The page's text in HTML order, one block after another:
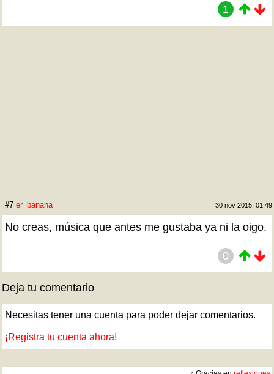
1
#7 er_banana 30 nov 2015, 01:49
No creas, música que antes me gustaba ya ni la oigo.
0
Deja tu comentario
Necesitas tener una cuenta para poder dejar comentarios.
¡Registra tu cuenta ahora!